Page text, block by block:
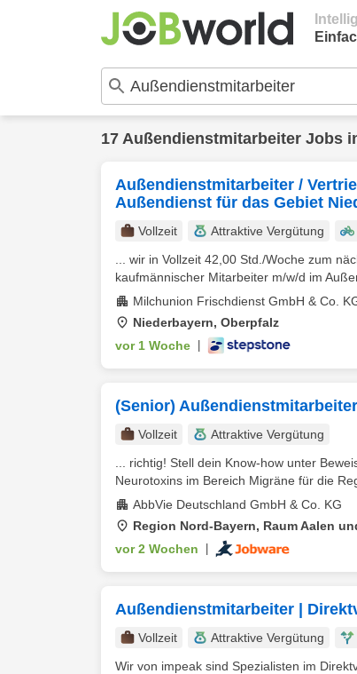
17 Außendienstmitarbeiter Jobs
Außendienstmitarbeiter /
Außendienst für das Gebiet
Vollzeit Attraktive Vergütung
... wir in Vollzeit 42,00 Std./Woche zum
kaufmännischer Mitarbeiter m/w/d im
Milchunion Frischdienst GmbH & Co.
Niederbayern, Oberpfalz
vor 1 Woche
(Senior)
Vollzeit
Attraktive Vergütung
... richtig! Stell dein Know-how unter
Neurotoxins im Bereich Migräne für die
AbbVie Deutschland GmbH & Co. KG
Region Nord-Bayern, Raum Aalen
vor 2 Wochen
Außendienstmitarbeiter |
Vollzeit Attraktive Vergütung
Wir von impeak sind Spezialisten im